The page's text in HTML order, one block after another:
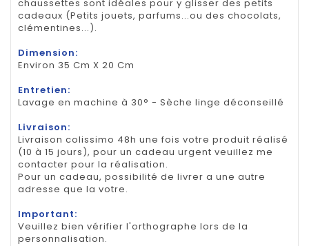
chaussettes sont idéales pour y glisser des petits
cadeaux (Petits jouets, parfums...ou des chocolats,
clémentines...).
Dimension:
Environ 35 Cm X 20 Cm
Entretien:
Lavage en machine à 30° - Sèche linge déconseillé
Livraison:
Livraison colissimo 48h une fois votre produit réalisé
(10 à 15 jours), pour un cadeau urgent veuillez me
contacter pour la réalisation.
Pour un cadeau, possibilité de livrer a une autre
adresse que la votre.
Important:
Veuillez bien vérifier l'orthographe lors de la
personnalisation.